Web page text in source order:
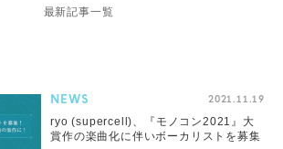
最新記事一覧
NEWS 2021.11.19
ryo (supercell)、『モノコン2021』大
賞作の楽曲化に伴いボーカリストを募集